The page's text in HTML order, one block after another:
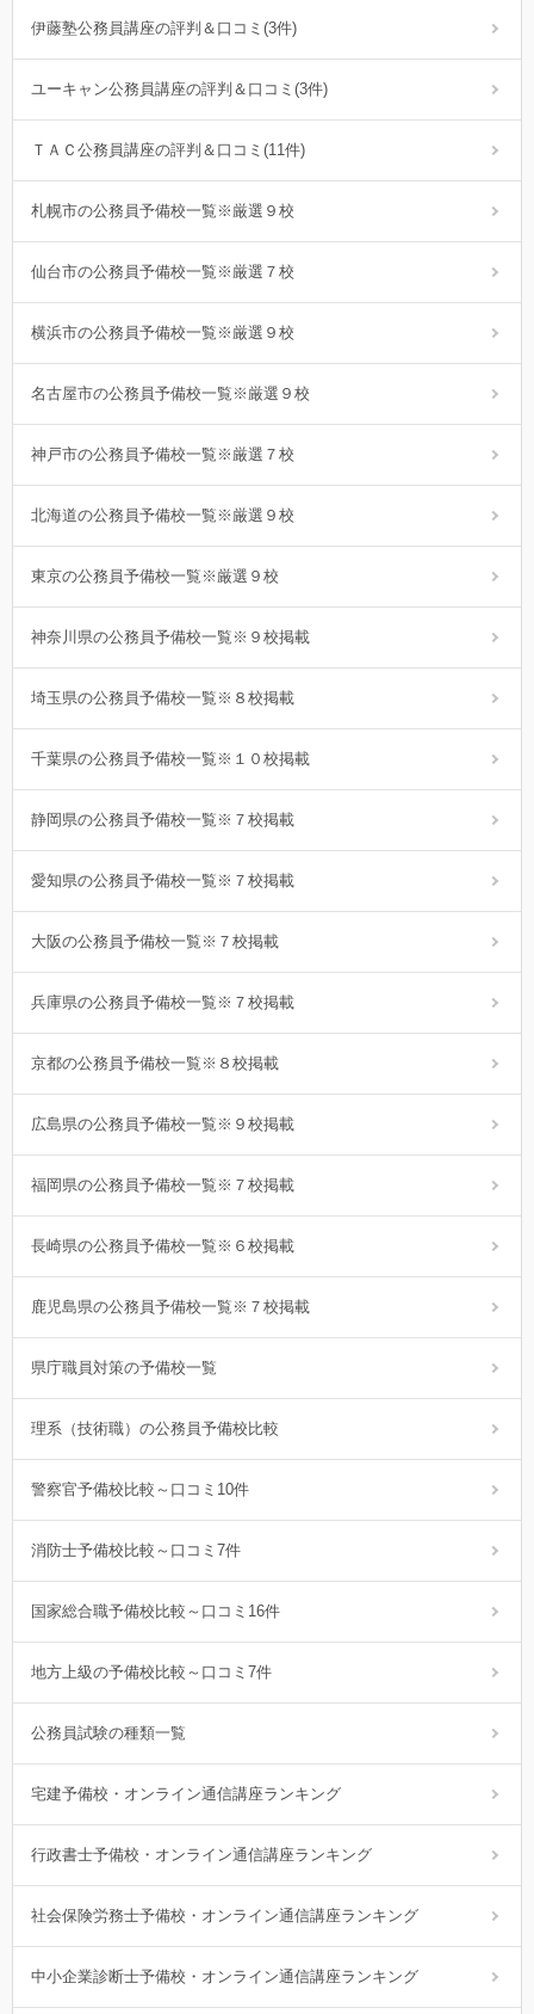
伊藤塾公務員講座の評判＆口コミ(3件)
ユーキャン公務員講座の評判＆口コミ(3件)
ＴＡＣ公務員講座の評判＆口コミ(11件)
札幌市の公務員予備校一覧※厳選９校
仙台市の公務員予備校一覧※厳選７校
横浜市の公務員予備校一覧※厳選９校
名古屋市の公務員予備校一覧※厳選９校
神戸市の公務員予備校一覧※厳選７校
北海道の公務員予備校一覧※厳選９校
東京の公務員予備校一覧※厳選９校
神奈川県の公務員予備校一覧※９校掲載
埼玉県の公務員予備校一覧※８校掲載
千葉県の公務員予備校一覧※１０校掲載
静岡県の公務員予備校一覧※７校掲載
愛知県の公務員予備校一覧※７校掲載
大阪の公務員予備校一覧※７校掲載
兵庫県の公務員予備校一覧※７校掲載
京都の公務員予備校一覧※８校掲載
広島県の公務員予備校一覧※９校掲載
福岡県の公務員予備校一覧※７校掲載
長崎県の公務員予備校一覧※６校掲載
鹿児島県の公務員予備校一覧※７校掲載
県庁職員対策の予備校一覧
理系（技術職）の公務員予備校比較
警察官予備校比較～口コミ10件
消防士予備校比較～口コミ7件
国家総合職予備校比較～口コミ16件
地方上級の予備校比較～口コミ7件
公務員試験の種類一覧
宅建予備校・オンライン通信講座ランキング
行政書士予備校・オンライン通信講座ランキング
社会保険労務士予備校・オンライン通信講座ランキング
中小企業診断士予備校・オンライン通信講座ランキング